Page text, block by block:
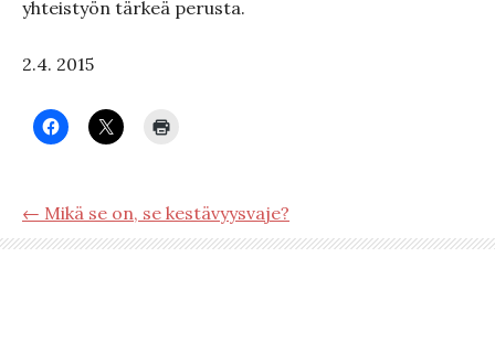
yhteistyön tärkeä perusta.
2.4. 2015
← Mikä se on, se kestävyysvaje?